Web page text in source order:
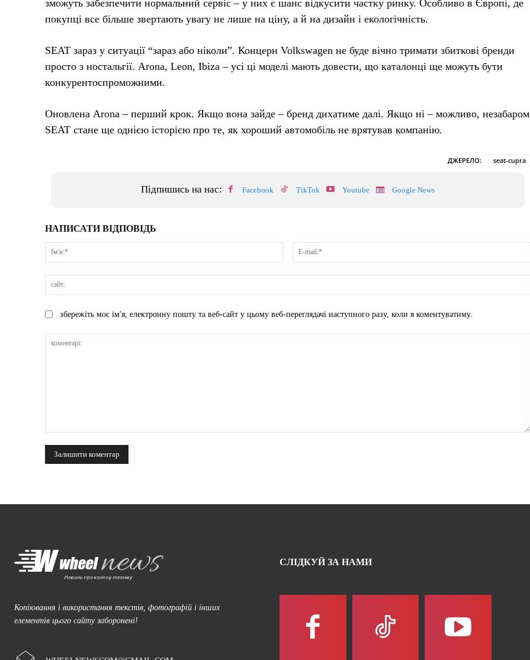
зможуть забезпечити нормальний сервіс – у них є шанс відкусити частку ринку. Особливо в Європі, де
покупці все більше звертають увагу не лише на ціну, а й на дизайн і екологічність.
SEAT зараз у ситуації “зараз або ніколи”. Концерн Volkswagen не буде вічно тримати збиткові бренди
просто з ностальгії. Arona, Leon, Ibiza – усі ці моделі мають довести, що каталонці ще можуть бути
конкурентоспроможними.
Оновлена Arona – перший крок. Якщо вона зайде – бренд дихатиме далі. Якщо ні – можливо, незабаром
SEAT стане ще однією історією про те, як хороший автомобіль не врятував компанію.
ДЖЕРЕЛО: seat-cupra
Підпишись на нас: Facebook TikTok Youtube Google News
НАПИСАТИ ВІДПОВІДЬ
Ім'я:*
збережіть моє ім'я, електронну пошту та веб-сайт у цьому веб-переглядачі наступного разу, коли я коментуватиму.
Копіювання і використання текстів, фотографій і інших
елементів цього сайту заборонені!
СЛІДКУЙ ЗА НАМИ